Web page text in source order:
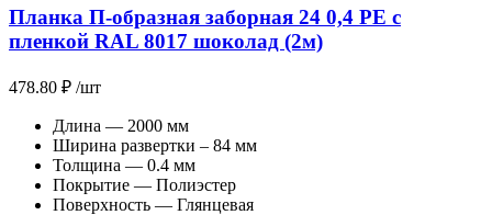
Планка П-образная заборная 24 0,4 PE с
пленкой RAL 8017 шоколад (2м)
478.80 ₽ /шт
Длина — 2000 мм
Ширина развертки – 84 мм
Толщина — 0.4 мм
Покрытие — Полиэстер
Поверхность — Глянцевая